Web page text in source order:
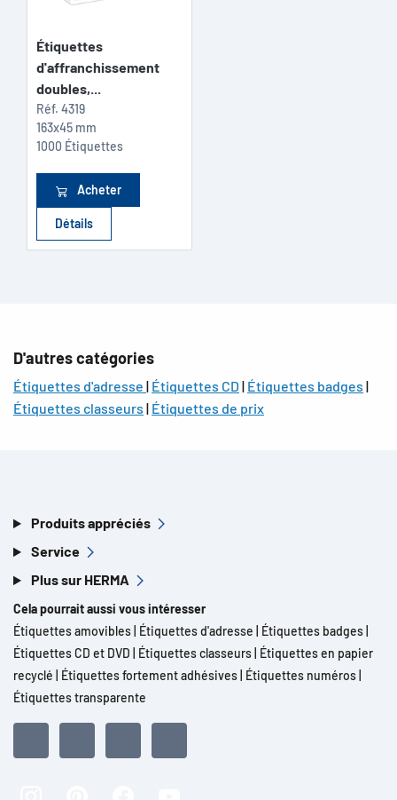
Étiquettes
d'affranchissement
doubles,...
Réf. 4319
163x45 mm
1000 Étiquettes
Acheter
Détails
D'autres catégories
Étiquettes d'adresse | Étiquettes CD | Étiquettes badges |
Étiquettes classeurs | Étiquettes de prix
Produits appréciés
Service
Plus sur HERMA
Cela pourrait aussi vous intéresser
Étiquettes amovibles Étiquettes d'adresse Étiquettes badges
Étiquettes CD et DVD
Étiquettes classeurs Étiquettes en papier
recyclé
Étiquettes fortement adhésives Étiquettes numéros
Étiquettes transparente